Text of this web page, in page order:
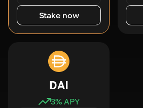
Stake now
DAI
3% APY